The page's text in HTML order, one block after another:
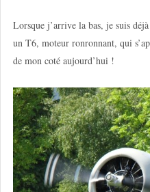
Lorsque j’arrive la bas, je suis
un T6, moteur ronronnant, qui
de mon coté aujourd’hui !